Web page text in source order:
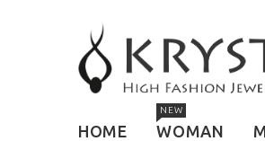
HOME
NEW
WOMAN